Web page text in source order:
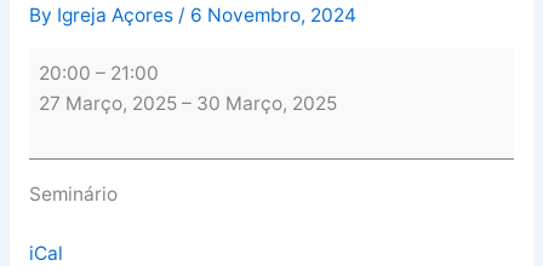
By Igreja Açores / 6 Novembro, 2024
20:00 – 21:00
27 Março, 2025 – 30 Março, 2025
Seminário
iCal